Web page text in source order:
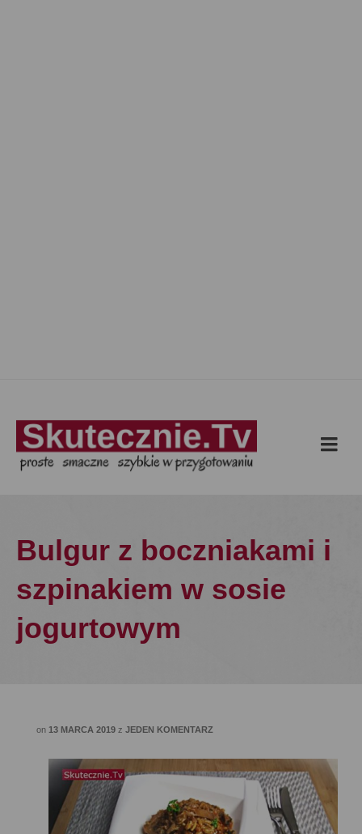
Bulgur z boczniakami i
szpinakiem w sosie
jogurtowym
on 13 MARCA 2019 z JEDEN KOMENTARZ